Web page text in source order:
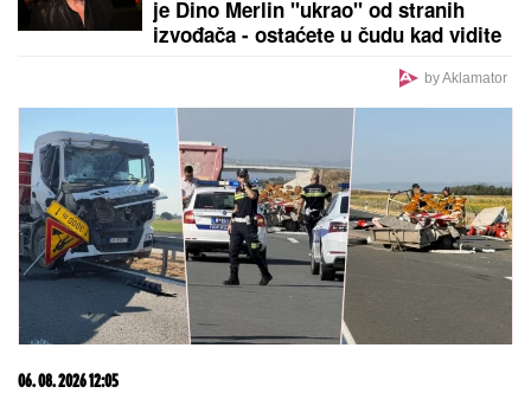
se obratila OBEZBEĐENJU: "Ne
mogu da skočim, slomiću nogu!",
evo šta se desilo
KAKO DA NE PLATITE
GRČKOJ? Mnogi turisti ovo ne
znaju, a možete besplatno proći ceo
dan